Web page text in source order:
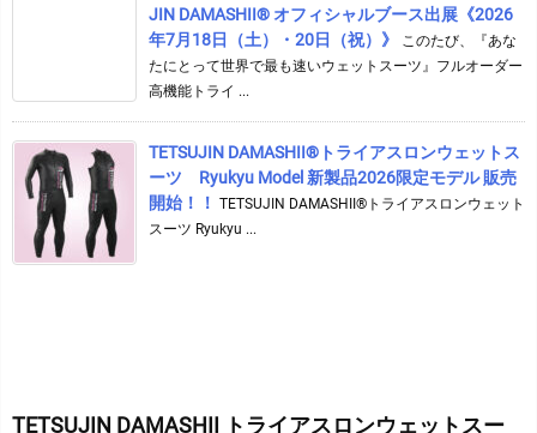
JIN DAMASHII® オフィシャルブース出展《2026
年7月18日（土）・20日（祝）》
このたび、『あな
たにとって世界で最も速いウェットスーツ』フルオーダー
高機能トライ ...
TETSUJIN DAMASHII®︎トライアスロンウェットス
ーツ Ryukyu Model 新製品2026限定モデル 販売
開始！！ TETSUJIN DAMASHII®︎トライアスロンウェット
スーツ Ryukyu ...
TETSUJIN DAMASHII トライアスロンウェットスー